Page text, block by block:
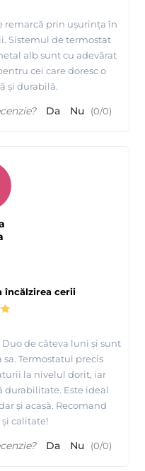
remarcă prin ușurința în
Sistemul de termostat
alb sunt cu adevărat
cei care doresc o
și durabilă.
Da Nu (0/0)
încălzirea cerii
de câteva luni și sunt
Termostatul precis
la nivelul dorit, iar
durabilitate. Este ideal
și acasă. Recomand
calitate!
Da Nu (0/0)